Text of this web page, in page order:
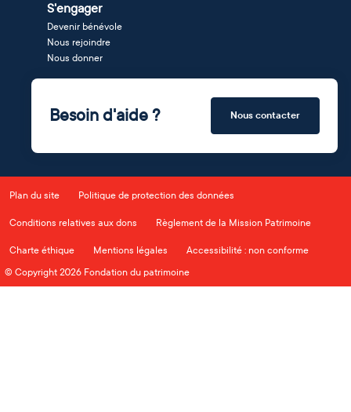
S'engager
Devenir bénévole
Nous rejoindre
Nous donner
Besoin d'aide ? Nous contacter
Plan du site Politique de protection des données
Conditions relatives aux dons Règlement de la Mission Patrimoine
Charte éthique Mentions légales
Accessibilité : non conforme
© Copyright 2026 Fondation du patrimoine